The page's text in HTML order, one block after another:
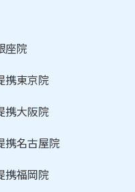
座院
携東京院
携大阪院
携名古屋院
携福岡院